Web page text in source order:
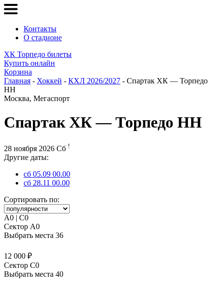
Контакты
О стадионе
ХК Торпедо билеты
Купить онлайн
Корзина
Главная - Хоккей - КХЛ 2026/2027 - Спартак ХК — Торпедо
НН
Москва, Мегаспорт
Спартак ХК — Торпедо НН
28 ноября 2026 Сб !
Другие даты:
сб 05.09 00.00
сб 28.11 00.00
Сортировать по:
A0 | C0
Сектор A0
Выбрать места 36
12 000 ₽
Сектор C0
Выбрать места 40